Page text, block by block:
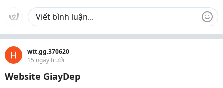
wtt.gg.370620
15 ngày trước
Website GiayDep